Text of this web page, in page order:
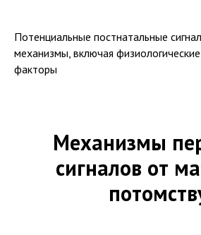
Потенциальные постнатальные
механизмы, включая
факторы
Механизмы
сигналов от